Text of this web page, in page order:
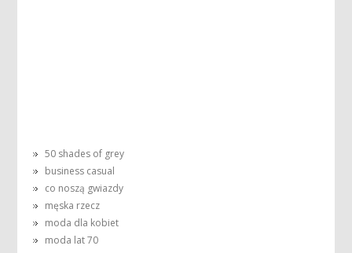
50 shades of grey
business casual
co noszą gwiazdy
męska rzecz
moda dla kobiet
moda lat 70